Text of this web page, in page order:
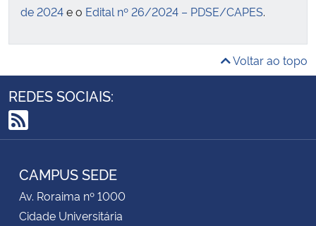
de 2024e o Edital nº 26/2024 – PDSE/CAPES.
Voltar ao topo
REDES SOCIAIS:
RSS
CAMPUS SEDE
Av. Roraima nº 1000
Cidade Universitária